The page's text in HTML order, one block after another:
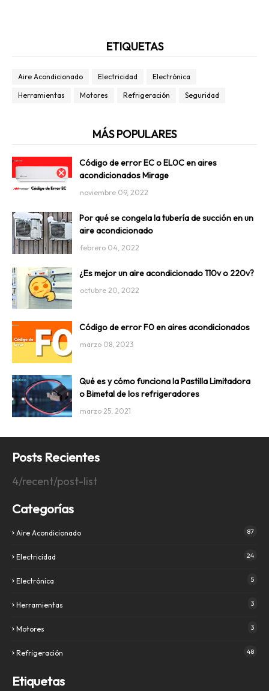
ETIQUETAS
Aire Acondicionado Electricidad Electrónica
Herramientas Motores Refrigeración Seguridad
MÁS POPULARES
Código de error EC o EL0C en aires
acondicionados Mirage
noviembre 09, 2022
Por qué se congela la tubería de succión en un
aire acondicionado
febrero 04, 2022
¿Es mejor un aire acondicionado 110v o 220v?
octubre 20, 2022
Código de error F0 en aires acondicionados
marzo 08, 2023
Qué es y cómo funciona la Pastilla Limitadora
o Bimetal de los refrigeradores
marzo 25, 2021
Posts Recientes
4/recent/post-list
Categorías
Aire Acondicionado 87
Electricidad 24
Electrónica 5
Herramientas 3
Motores 3
Refrigeración 48
Etiquetas